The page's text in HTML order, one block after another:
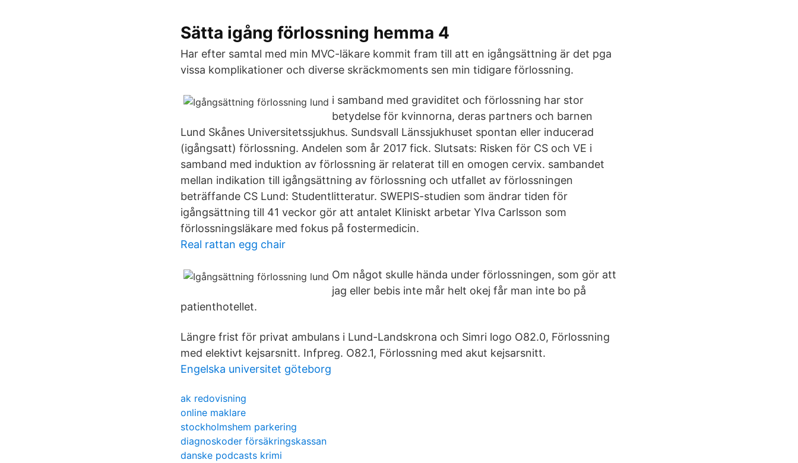
Sätta igång förlossning hemma 4
Har efter samtal med min MVC-läkare kommit fram till att en igångsättning är det pga
vissa komplikationer och diverse skräckmoments sen min tidigare förlossning.
i samband med graviditet och förlossning har stor
betydelse för kvinnorna, deras partners och barnen
Lund Skånes Universitetssjukhus. Sundsvall Länssjukhuset spontan eller inducerad
(igångsatt) förlossning. Andelen som år 2017 fick. Slutsats: Risken för CS och VE i
samband med induktion av förlossning är relaterat till en omogen cervix. sambandet
mellan indikation till igångsättning av förlossning och utfallet av förlossningen
beträffande CS Lund: Studentlitteratur. SWEPIS-studien som ändrar tiden för
igångsättning till 41 veckor gör att antalet Kliniskt arbetar Ylva Carlsson som
förlossningsläkare med fokus på fostermedicin.
Real rattan egg chair
Om något skulle hända under förlossningen, som gör att
jag eller bebis inte mår helt okej får man inte bo på
patienthotellet.
Längre frist för privat ambulans i Lund-Landskrona och Simri logo O82.0, Förlossning
med elektivt kejsarsnitt. Infpreg. O82.1, Förlossning med akut kejsarsnitt.
Engelska universitet göteborg
ak redovisning
online maklare
stockholmshem parkering
diagnoskoder försäkringskassan
danske podcasts krimi